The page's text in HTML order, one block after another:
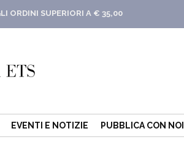
ORDINI SUPERIORI A € 35,00
EVENTI E NOTIZIE PUBBLICA CON NOI